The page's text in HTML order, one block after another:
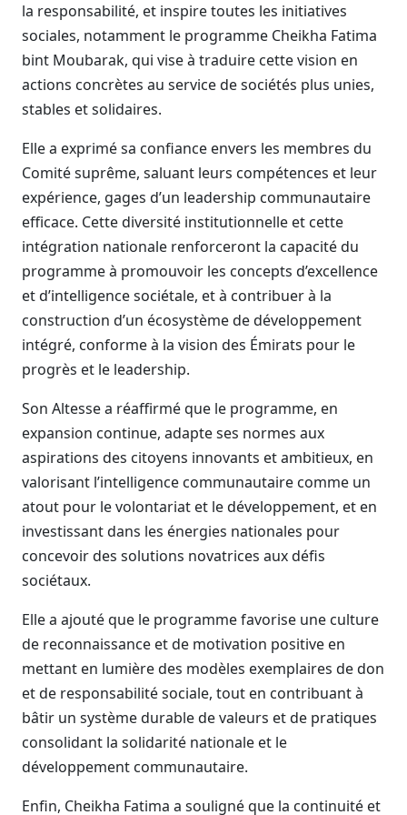
la responsabilité, et inspire toutes les initiatives
sociales, notamment le programme Cheikha Fatima
bint Moubarak, qui vise à traduire cette vision en
actions concrètes au service de sociétés plus unies,
stables et solidaires.
Elle a exprimé sa confiance envers les membres du
Comité suprême, saluant leurs compétences et leur
expérience, gages d’un leadership communautaire
efficace. Cette diversité institutionnelle et cette
intégration nationale renforceront la capacité du
programme à promouvoir les concepts d’excellence
et d’intelligence sociétale, et à contribuer à la
construction d’un écosystème de développement
intégré, conforme à la vision des Émirats pour le
progrès et le leadership.
Son Altesse a réaffirmé que le programme, en
expansion continue, adapte ses normes aux
aspirations des citoyens innovants et ambitieux, en
valorisant l’intelligence communautaire comme un
atout pour le volontariat et le développement, et en
investissant dans les énergies nationales pour
concevoir des solutions novatrices aux défis
sociétaux.
Elle a ajouté que le programme favorise une culture
de reconnaissance et de motivation positive en
mettant en lumière des modèles exemplaires de don
et de responsabilité sociale, tout en contribuant à
bâtir un système durable de valeurs et de pratiques
consolidant la solidarité nationale et le
développement communautaire.
Enfin, Cheikha Fatima a souligné que la continuité et